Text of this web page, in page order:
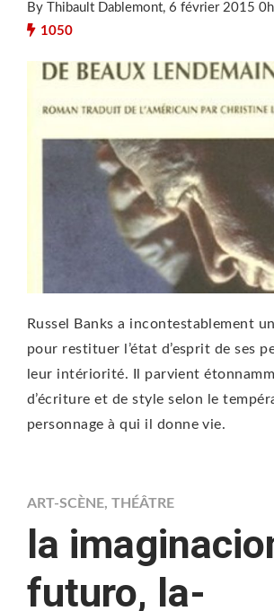
By Thibault Dablemont, 6 février 2015
1050
Russel Banks a incontestablement
pour restituer l’état d’esprit de ses
leur intériorité. Il parvient
d’écriture et de style selon le
personnage à qui il donne vie.
ART-SCÈNE, THÉÂTRE
la
futuro, la-